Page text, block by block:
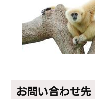
お問い合わせ先